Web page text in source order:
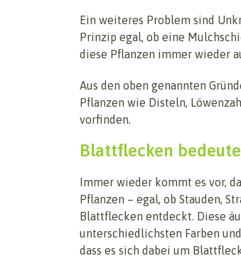
Ein weiteres Problem sind
Prinzip egal, ob eine
diese Pflanzen immer wieder
Aus den oben genannten
Pflanzen wie Disteln,
vorfinden.
Blattflecken
Immer wieder kommt es vor,
Pflanzen – egal, ob Stauden,
Blattflecken entdeckt. Diese
unterschiedlichsten Farben
dass es sich dabei um